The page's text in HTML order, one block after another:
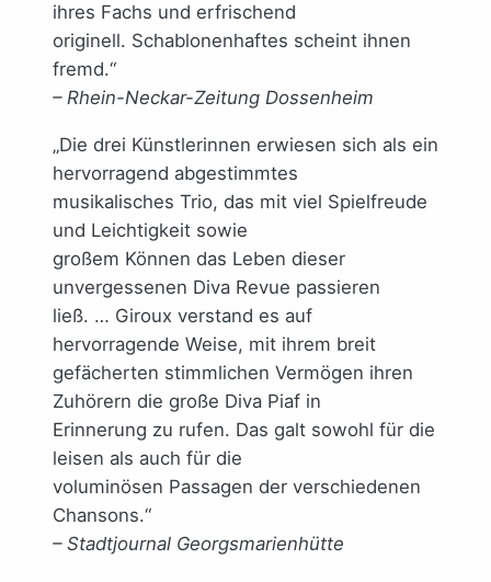
ihres Fachs und erfrischend
originell. Schablonenhaftes scheint ihnen
fremd.“
– Rhein-Neckar-Zeitung Dossenheim
„Die drei Künstlerinnen erwiesen sich als ein
hervorragend abgestimmtes
musikalisches Trio, das mit viel Spielfreude
und Leichtigkeit sowie
großem Können das Leben dieser
unvergessenen Diva Revue passieren
ließ. … Giroux verstand es auf
hervorragende Weise, mit ihrem breit
gefächerten stimmlichen Vermögen ihren
Zuhörern die große Diva Piaf in
Erinnerung zu rufen. Das galt sowohl für die
leisen als auch für die
voluminösen Passagen der verschiedenen
Chansons.“
– Stadtjournal Georgsmarienhütte